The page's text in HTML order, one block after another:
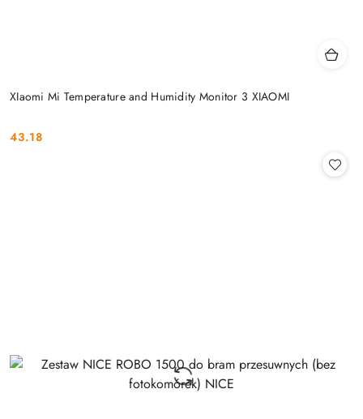
XIaomi Mi Temperature and Humidity Monitor 3 XIAOMI
Cena:
43.18